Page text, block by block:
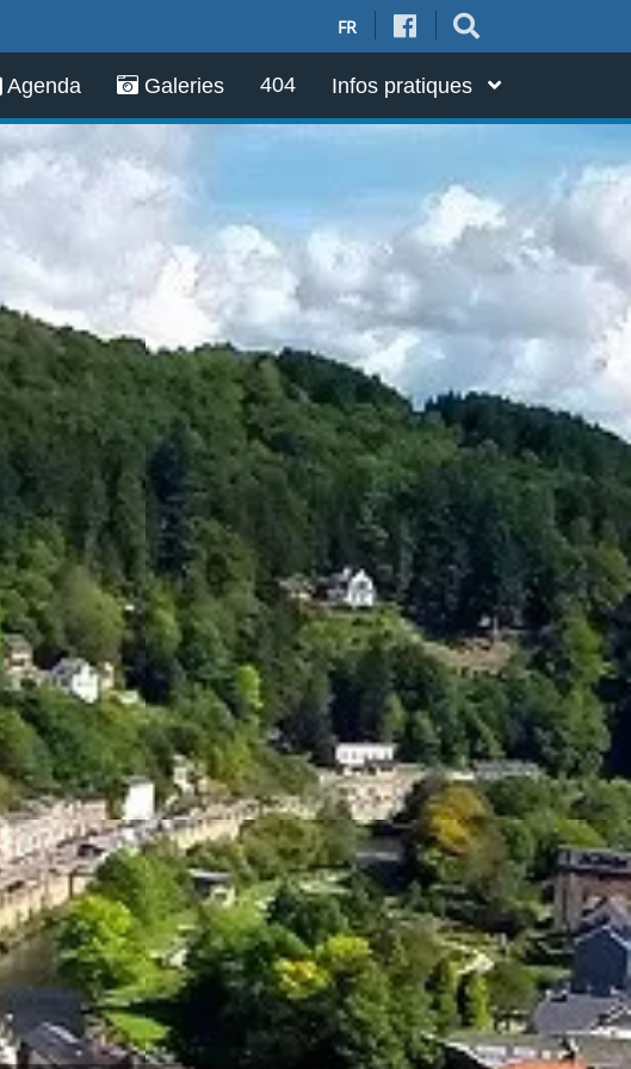
FR
Agenda Galeries 404 Infos pratiques